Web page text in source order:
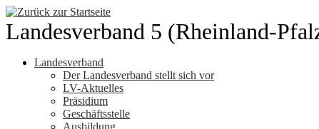
Zum
Inhalt
springen
Landesverband 5 (Rheinland-
Landesverband
Der Landesverband stellt sich vor
LV-Aktuelles
Präsidium
Geschäftsstelle
Ausbildung